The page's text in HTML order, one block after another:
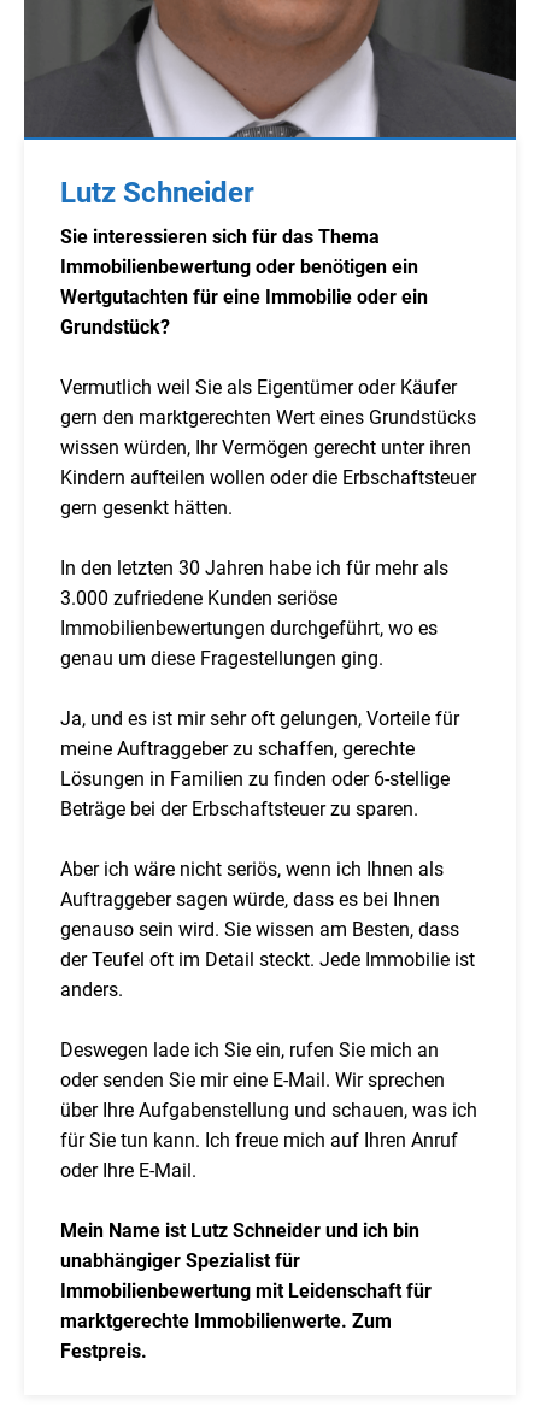
Lutz Schneider
Sie interessieren sich für das Thema
Immobilienbewertung oder benötigen ein
Wertgutachten für eine Immobilie oder ein
Grundstück?
Vermutlich weil Sie als Eigentümer oder Käufer
gern den marktgerechten Wert eines Grundstücks
wissen würden, Ihr Vermögen gerecht unter ihren
Kindern aufteilen wollen oder die Erbschaftsteuer
gern gesenkt hätten.
In den letzten 30 Jahren habe ich für mehr als
3.000 zufriedene Kunden seriöse
Immobilienbewertungen durchgeführt, wo es
genau um diese Fragestellungen ging.
Ja, und es ist mir sehr oft gelungen, Vorteile für
meine Auftraggeber zu schaffen, gerechte
Lösungen in Familien zu finden oder 6-stellige
Beträge bei der Erbschaftsteuer zu sparen.
Aber ich wäre nicht seriös, wenn ich Ihnen als
Auftraggeber sagen würde, dass es bei Ihnen
genauso sein wird. Sie wissen am Besten, dass
der Teufel oft im Detail steckt. Jede Immobilie ist
anders.
Deswegen lade ich Sie ein, rufen Sie mich an
oder senden Sie mir eine E-Mail. Wir sprechen
über Ihre Aufgabenstellung und schauen, was ich
für Sie tun kann. Ich freue mich auf Ihren Anruf
oder Ihre E-Mail.
Mein Name ist Lutz Schneider und ich bin
unabhängiger Spezialist für
Immobilienbewertung mit Leidenschaft für
marktgerechte Immobilienwerte. Zum
Festpreis.